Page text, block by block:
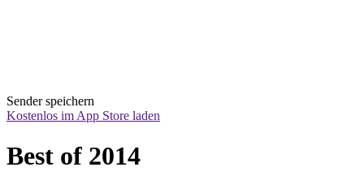
Sender speichern
Kostenlos im App Store laden
Best of 2014